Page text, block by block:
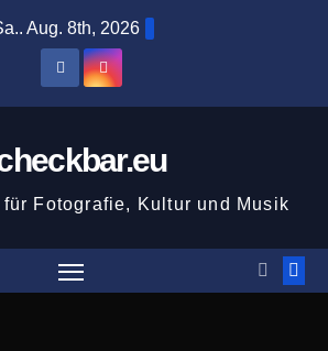
Aug. 8th, 2026
Fotografie, Kultur und Musik